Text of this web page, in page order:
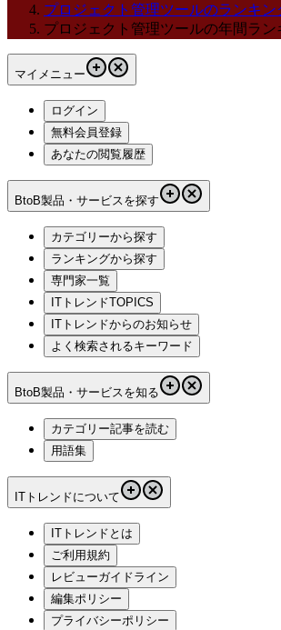
プロジェクト管理ツールのランキン
プロジェクト管理ツールの年間ラン
マイメニュー
ログイン
無料会員登録
あなたの閲覧履歴
BtoB製品・サービスを探す
カテゴリーから探す
ランキングから探す
専門家一覧
ITトレンドTOPICS
ITトレンドからのお知らせ
よく検索されるキーワード
BtoB製品・サービスを知る
カテゴリー記事を読む
用語集
ITトレンドについて
ITトレンドとは
ご利用規約
レビューガイドライン
編集ポリシー
プライバシーポリシー